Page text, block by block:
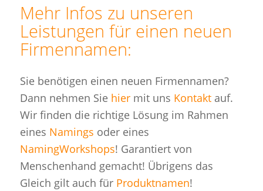
Mehr Infos zu unseren
Leistungen für einen neuen
Firmennamen:
Sie benötigen einen neuen Firmennamen?
Dann nehmen Sie hiermit uns Kontaktauf.
Wir finden die richtige Lösung im Rahmen
eines Namings oder eines
NamingWorkshops! Garantiert von
Menschenhand gemacht! Übrigens das
Gleich gilt auch für Produktnamen!